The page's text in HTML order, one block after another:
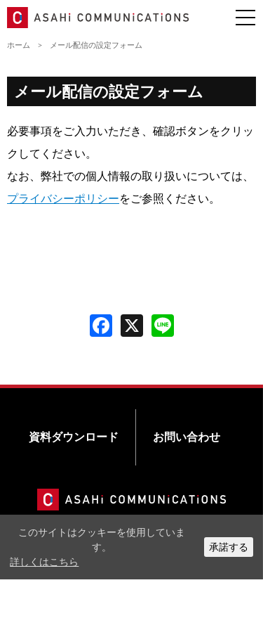
ホーム > メール配信の設定フォーム
メール配信の設定フォーム
必要事項をご入力いただき、確認ボタンをクリッ
クしてください。
なお、弊社での個人情報の取り扱いについては、
プライバシーポリシーをご参照ください。
資料ダウンロード お問い合わせ
公式Facebook
公式Youtubeチ
このサイトはクッキーを使用していま
す。
承諾する
詳しくはこちら